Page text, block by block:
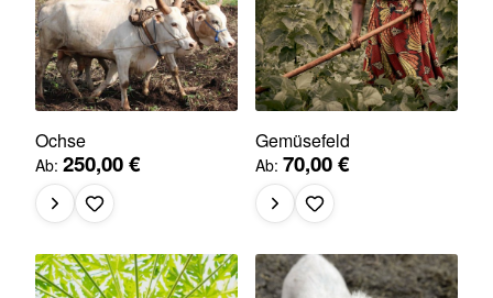
Ochse
Ab 250,00 €
Gemüsefeld
Ab 70,00 €